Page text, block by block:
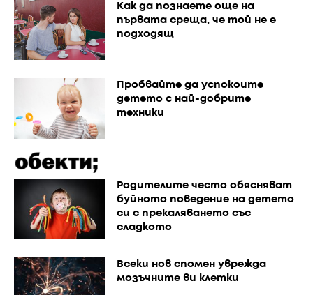
Как да познаете още на
първата среща, че той не е
подходящ
Пробвайте да успокоите
детето с най-добрите
техники
Родителите често обясняват
буйното поведение на детето
си с прекаляването със
сладкото
Всеки нов спомен уврежда
мозъчните ви клетки